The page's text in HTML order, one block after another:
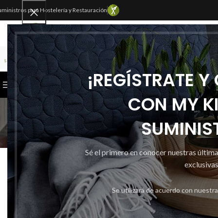
¡REGÍSTRATE
CON MY
Sé el primero en conocer nuestras
Se utilizará de acuerdo con nuestra
para Hostelería y Restauración
SELECCIONAR CATEGORÍA
CATEGORÍAS INICIOTIENDACONTACTAR
LIMPIAPARABRISAS
Publicado por
Activado 10